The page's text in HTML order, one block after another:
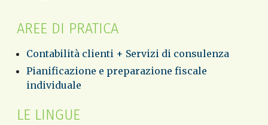
AREE DI PRATICA
Contabilità clienti + Servizi di consulenza
Pianificazione e preparazione fiscale
individuale
LE LINGUE